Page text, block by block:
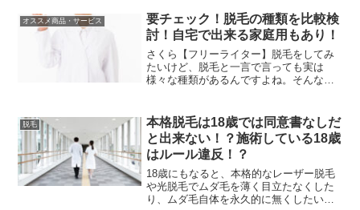
だけでなく、男子高校生も脱毛をする時
代です！女子の脱毛の目的...
オススメ商品・サービス
要チェック！脱毛の種類を比較検
討！自宅で出来る家庭用もあり！
さくら【フリーライター】脱毛をしてみ
たいけど、脱毛と一言で言っても実は
様々な種類があるんですよね。そんな脱
てください！脱毛には自分で処理する自
己処理方法やエステや医療機...
脱毛
本格脱毛は18歳では同意書なしだ
と出来ない！？施術している18歳
はルール違反！？
18歳にもなると、本格的なレーザー脱毛
や光脱毛でムダ毛を薄く目立たなくした
り、ムダ毛自体を永久的に無くしたいと